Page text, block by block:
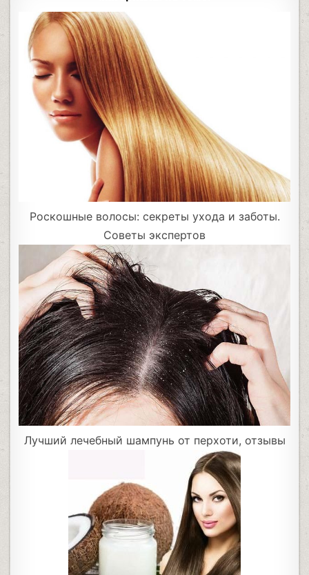
Роскошные волосы: секреты ухода и заботы.
Советы экспертов
Лучший лечебный шампунь от перхоти, отзывы